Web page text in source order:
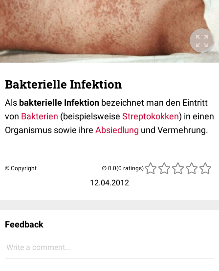
Bakterielle Infektion
Als bakterielle Infektion bezeichnet man den Eintritt
von Bakterien (beispielsweise Streptokokken) in einen
Organismus sowie ihre Absiedlung und Vermehrung.
© Copyright
12.04.2012
(0 ratings)
Feedback
Write a comment...